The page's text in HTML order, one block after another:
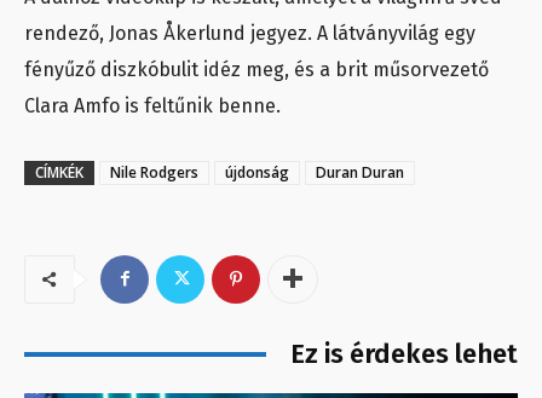
rendező, Jonas Åkerlund jegyez. A látványvilág egy
fényűző diszkóbulit idéz meg, és a brit műsorvezető
Clara Amfo is feltűnik benne.
CÍMKÉK Nile Rodgers újdonság Duran Duran
Ez is érdekes lehet